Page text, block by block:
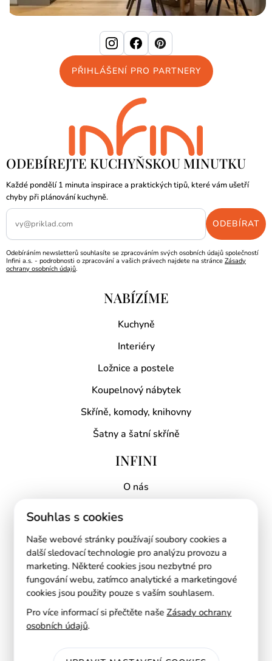
PŘIHLÁŠENÍ PRO PARTNERY
ODEBÍREJTE KUCHYŇSKOU MINUTKU
Každé pondělí 1 minuta inspirace a praktických tipů, které vám ušetří
chyby při plánování kuchyně.
Odebíráním newsletterů souhlasíte se zpracováním svých osobních údajů společností
Infini a.s. - podrobnosti o zpracování a vašich právech najdete na stránce Zásady
ochrany osobních údajů.
NABÍZÍME
Kuchyně
Interiéry
Ložnice a postele
Koupelnový nábytek
Skříně, komody, knihovny
Šatny a šatní skříně
INFINI
O nás
Mapa prodejen
RYCHLÉ ODKAZY
AI návrh kuchyně
Blog
Souhlas s cookies
Naše webové stránky používají soubory cookies a
další sledovací technologie pro analýzu provozu a
marketing. Některé cookies jsou nezbytné pro
fungování webu, zatímco analytické a marketingové
cookies jsou použity pouze s vaším souhlasem.
Pro více informací si přečtěte našeZásady ochrany
osobních údajů.